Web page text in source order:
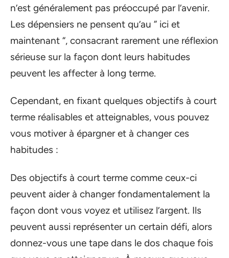
n’est généralement pas préoccupé par l’avenir.
Les dépensiers ne pensent qu’au ” ici et
maintenant “, consacrant rarement une réflexion
sérieuse sur la façon dont leurs habitudes
peuvent les affecter à long terme.
Cependant, en fixant quelques objectifs à court
terme réalisables et atteignables, vous pouvez
vous motiver à épargner et à changer ces
habitudes :
Des objectifs à court terme comme ceux-ci
peuvent aider à changer fondamentalement la
façon dont vous voyez et utilisez l’argent. Ils
peuvent aussi représenter un certain défi, alors
donnez-vous une tape dans le dos chaque fois